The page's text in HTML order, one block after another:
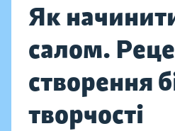
Як
салом.
створення
творчості